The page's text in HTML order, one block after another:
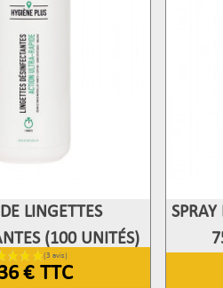
LINGETTES
(100 UNITÉS)
PLUS
€ TTC
SPRAY